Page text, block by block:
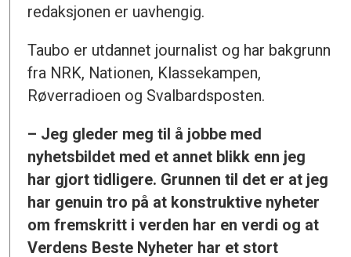
redaksjonen er uavhengig.
Taubo er utdannet journalist og har bakgrunn
fra NRK, Nationen, Klassekampen,
Røverradioen og Svalbardsposten.
– Jeg gleder meg til å jobbe med
nyhetsbildet med et annet blikk enn jeg
har gjort tidligere. Grunnen til det er at jeg
har genuin tro på at konstruktive nyheter
om fremskritt i verden har en verdi og at
Verdens Beste Nyheter har et stort